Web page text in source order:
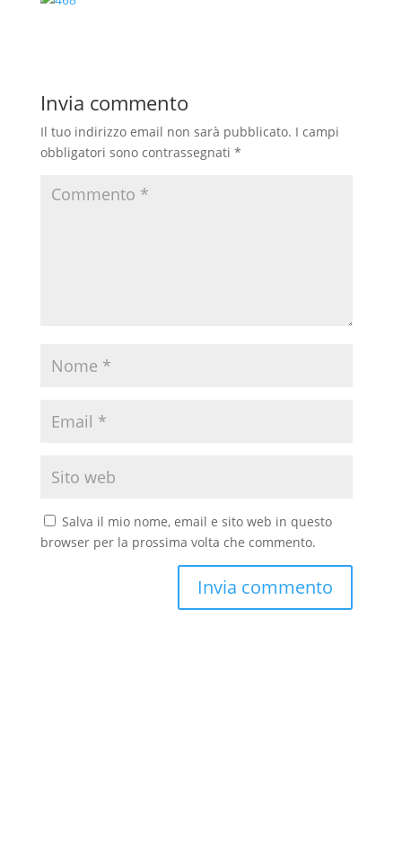
b
k
p
m
d
i
Invia commento
Il tuo indirizzo email non sarà pubblicato. I campi
obbligatori sono contrassegnati *
Salva il mio nome, email e sito web in questo
browser per la prossima volta che commento.